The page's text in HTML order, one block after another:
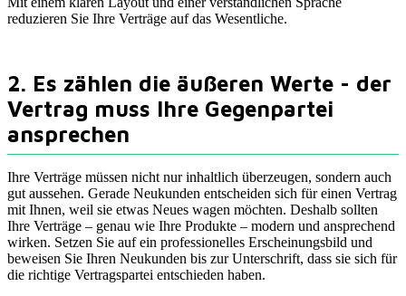
reduzieren Sie Ihre Verträge auf das Wesentliche.
2. Es zählen die äußeren Werte - der
Vertrag muss Ihre Gegenpartei
ansprechen
Ihre Verträge müssen nicht nur inhaltlich überzeugen, sondern auch
gut aussehen. Gerade Neukunden entscheiden sich für einen Vertrag
mit Ihnen, weil sie etwas Neues wagen möchten. Deshalb sollten
Ihre Verträge – genau wie Ihre Produkte – modern und ansprechend
wirken. Setzen Sie auf ein professionelles Erscheinungsbild und
beweisen Sie Ihren Neukunden bis zur Unterschrift, dass sie sich für
die richtige Vertragspartei entschieden haben.